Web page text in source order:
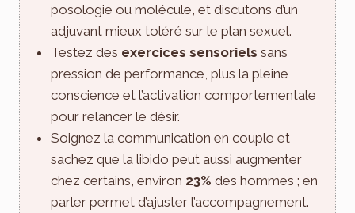
posologie ou molécule, et discutons d’un
adjuvant mieux toléré sur le plan sexuel.
Testez des exercices sensoriels sans
pression de performance, plus la pleine
conscience et l’activation comportementale
pour relancer le désir.
Soignez la communication en couple et
sachez que la libido peut aussi augmenter
chez certains, environ 23% des hommes ; en
parler permet d’ajuster l’accompagnement.